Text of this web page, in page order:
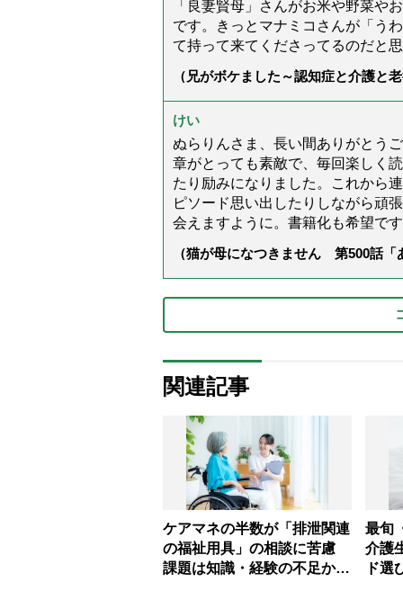
「良妻賢母」さんがお米や野菜や
です。きっとマナミコさんが「う
て持って来てくださってるのだと
（兄がボケました～認知症と介護と
けい
ぬらりんさま、長い間ありがとう
章がとっても素敵で、毎回楽しく
たり励みになりました。これから
ピソード思い出したりしながら頑
会えますように。書籍化も希望で
（猫が母になつきません 第500話「
関連記事
ケアマネの半数が「排泄関連
の福祉用具」の相談に苦慮
課題は知識・経験の不足か
最旬
介護
ド選